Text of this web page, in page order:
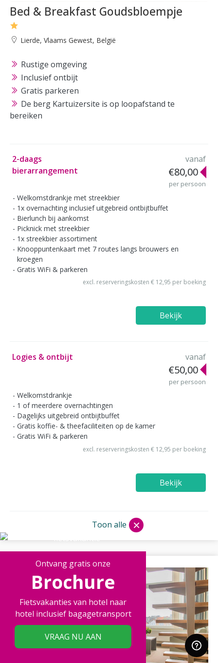
Bed & Breakfast Goudsbloempje
Lierde, Vlaams Gewest, België
Rustige omgeving
Inclusief ontbijt
Gratis parkeren
De berg Kartuizersite is op loopafstand te
bereiken
2-daags
bierarrangement
vanaf
€80,00
per persoon
Welkomstdrankje met streekbier
1x overnachting inclusief uitgebreid ontbijtbuffet
Bierlunch bij aankomst
Picknick met streekbier
1x streekbier assortiment
Knooppuntenkaart met 7 routes langs brouwers en
kroegen
Gratis WiFi & parkeren
excl. reserveringskosten € 12,95 per boeking
Bekijk
Logies & ontbijt vanaf
€50,00
per persoon
Welkomstdrankje
1 of meerdere overnachtingen
Dagelijks uitgebreid ontbijtbuffet
Gratis koffie- & theefaciliteiten op de kamer
Gratis WiFi & parkeren
excl. reserveringskosten € 12,95 per boeking
Bekijk
Toon alle ×
Ontvang gratis onze
Brochure
Fietsvakanties van hotel naar
hotel inclusief bagagetransport
VRAAG NU AAN